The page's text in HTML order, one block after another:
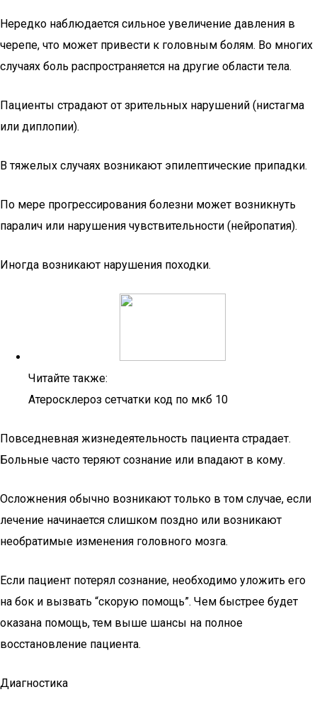
Нередко наблюдается сильное увеличение давления в
черепе, что может привести к головным болям. Во многих
случаях боль распространяется на другие области тела.
Пациенты страдают от зрительных нарушений (нистагма
или диплопии).
В тяжелых случаях возникают эпилептические припадки.
По мере прогрессирования болезни может возникнуть
паралич или нарушения чувствительности (нейропатия).
Иногда возникают нарушения походки.
Читайте также:
Атеросклероз сетчатки код по мкб 10
Повседневная жизнедеятельность пациента страдает.
Больные часто теряют сознание или впадают в кому.
Осложнения обычно возникают только в том случае, если
лечение начинается слишком поздно или возникают
необратимые изменения головного мозга.
Если пациент потерял сознание, необходимо уложить его
на бок и вызвать “скорую помощь”. Чем быстрее будет
оказана помощь, тем выше шансы на полное
восстановление пациента.
Диагностика